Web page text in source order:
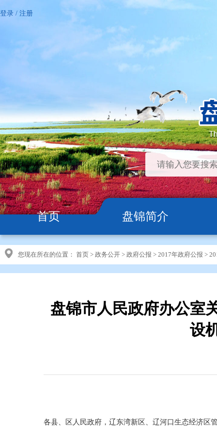
登录 / 注册
首页 盘锦简介
您现在所在的位置： 首页 > 政务公开 > 政府公报 > 2017年政府公报 >
盘锦市人民政府办公室
设
各县、区人民政府，辽东湾新区、辽河口生态经济区